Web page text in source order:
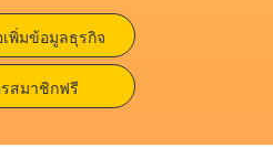
พิ่มข้อมูลธุรกิจ
สมาชิกฟรี